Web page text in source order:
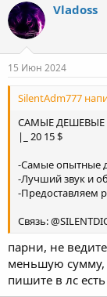
Vladoss
15 Июн 2024
SilentAdm777
САМЫЕ ДЕШЕВЫЕ
|_ 20 15 $
-Самые опытные
-Лучший звук и
-Предоставляем
Связь:
парни, не
меньшую сумму,
пишите в лс